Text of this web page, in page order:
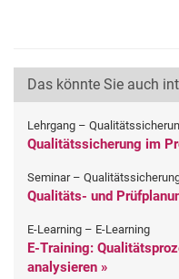
Das könnte Sie auch
Lehrgang –
Qualitätssicherung im
Seminar –
Qualitäts- und
E-Learning – E-Learning
E-Training:
analysieren »